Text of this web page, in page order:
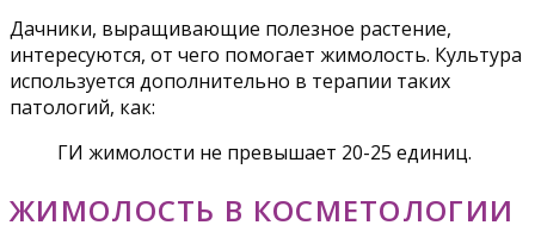
Дачники, выращивающие полезное растение,
интересуются, от чего помогает жимолость. Культура
используется дополнительно в терапии таких
патологий, как:
ГИ жимолости не превышает 20-25 единиц.
ЖИМОЛОСТЬ В КОСМЕТОЛОГИИ